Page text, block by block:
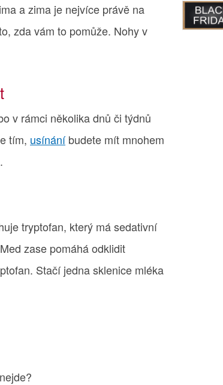
a zima je nejvíce právě na
zda vám to pomůže. Nohy v
v rámci několika dnů či týdnů
tím, usínáníbudete mít mnohem
tryptofan, který má sedativní
zase pomáhá odklidit
Stačí jedna sklenice mléka